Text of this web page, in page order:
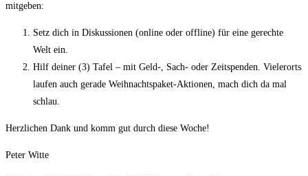
mitgeben:
Setz dich in Diskussionen (online oder offline) für eine gerechte
Welt ein.
Hilf deiner (3) Tafel – mit Geld-, Sach- oder Zeitspenden. Vielerorts
laufen auch gerade Weihnachtspaket-Aktionen, mach dich da mal
schlau.
Herzlichen Dank und komm gut durch diese Woche!
Peter Witte